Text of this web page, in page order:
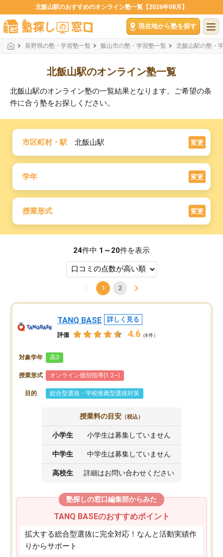
北飯山駅のおすすめのオンライン塾一覧【2026年08月】
現在地から塾を探す
長野県の塾・学習塾一覧 飯山市の塾・学習塾一覧 北飯山駅の塾・
北飯山駅のオンライン塾一覧
北飯山駅のオンライン塾の一覧結果となります。ご希望の条
件に合う塾をお探しください。
市区町村・駅 北飯山駅 変更
学年 変更
授業形式 変更
24件中 1～20件を表示
1 2
TANQ BASE 詳しく見る
評価 4.6 （8件）
対象学年 高3
授業形式 オンライン個別指導(1:2~)
目的 総合型選抜・学校推薦型選抜対策
授業料の目安 （税込）
小学生 小学生は募集していません
中学生 中学生は募集していません
高校生 詳細はお問い合わせください
塾探しの窓口編集部からみた
TANQ BASEのおすすめポイント
拡大する総合型選抜に完全対応！なんと活動実績作
りからサポート